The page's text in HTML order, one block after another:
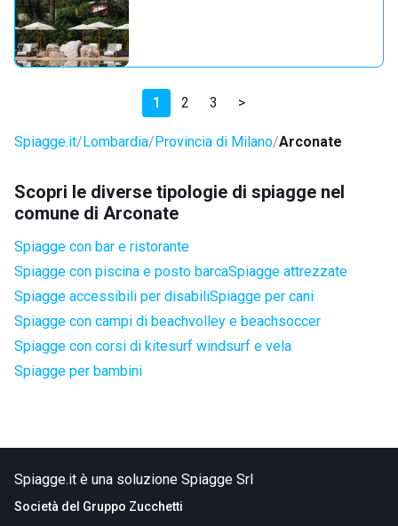
1 2 3 >
Spiagge.it Lombardia Provincia di Milano Arconate
Scopri le diverse tipologie di spiagge nel
comune di Arconate
Spiagge con bar e ristorante
Spiagge con piscina e posto barcaSpiagge attrezzate
Spiagge accessibili per disabiliSpiagge per cani
Spiagge con campi di beachvolley e beachsoccer
Spiagge con corsi di kitesurf windsurf e vela
Spiagge per bambini
Spiagge.it è una soluzione Spiagge Srl
Società del Gruppo Zucchetti